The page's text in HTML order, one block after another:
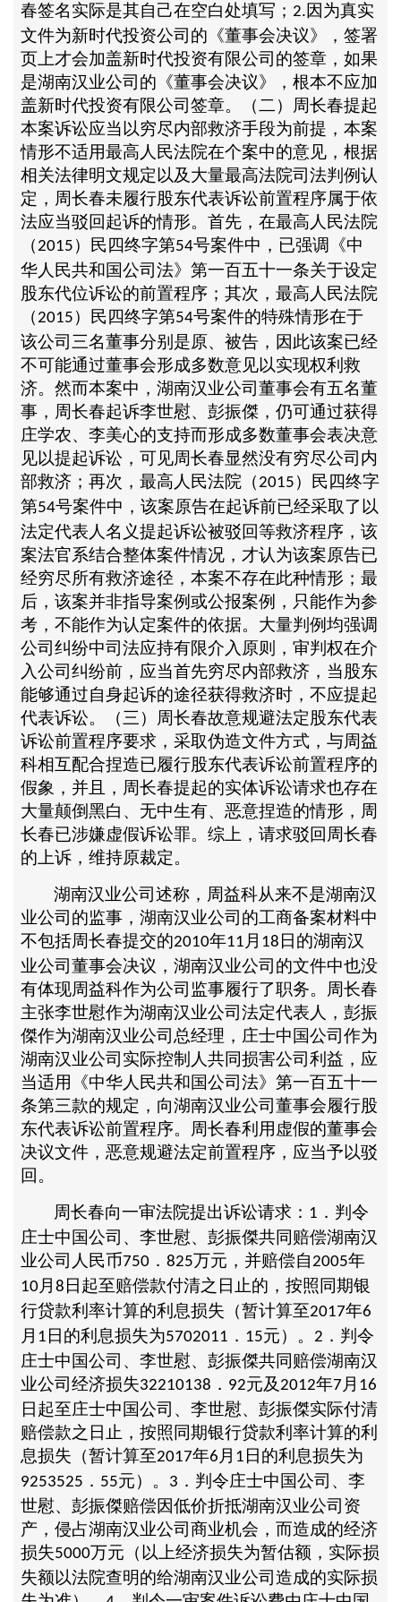
春签名实际是其自己在空白处填写； 2.因为真实
文件为新时代投资公司的《董事会决议》，签署
页上才会加盖新时代投资有限公司的签章，如果
是湖南汉业公司的《董事会决议》，根本不应加
盖新时代投资有限公司签章。（二）周长春提起
本案诉讼应当以穷尽内部救济手段为前提，本案
情形不适用最高人民法院在个案中的意见，根据
相关法律明文规定以及大量最高法院司法判例认
定，周长春未履行股东代表诉讼前置程序属于依
法应当驳回起诉的情形。首先，在最高人民法院
（2015 ）民四终字第54号案件中，已强调《中
华人民共和国公司法》第一百五十一条关于设定
股东代位诉讼的前置程序；其次，最高人民法院
（2015 ）民四终字第54号案件的特殊情形在于
该公司三名董事分别是原、被告，因此该案已经
不可能通过董事会形成多数意见以实现权利救
济。然而本案中，湖南汉业公司董事会有五名董
事，周长春起诉李世慰、彭振傑，仍可通过获得
庄学农、李美心的支持而形成多数董事会表决意
见以提起诉讼，可见周长春显然没有穷尽公司内
部救济；再次，最高人民法院（2015 ）民四终字
第54号案件中，该案原告在起诉前已经采取了以
法定代表人名义提起诉讼被驳回等救济程序，该
案法官系结合整体案件情况，才认为该案原告已
经穷尽所有救济途径，本案不存在此种情形；最
后，该案并非指导案例或公报案例，只能作为参
考，不能作为认定案件的依据。大量判例均强调
公司纠纷中司法应持有限介入原则，审判权在介
入公司纠纷前，应当首先穷尽内部救济，当股东
能够通过自身起诉的途径获得救济时，不应提起
代表诉讼。（三）周长春故意规避法定股东代表
诉讼前置程序要求，采取伪造文件方式，与周益
科相互配合捏造已履行股东代表诉讼前置程序的
假象，并且，周长春提起的实体诉讼请求也存在
大量颠倒黑白、无中生有、恶意捏造的情形，周
长春已涉嫌虚假诉讼罪。综上，请求驳回周长春
的上诉，维持原裁定。
湖南汉业公司述称，周益科从来不是湖南汉
业公司的监事，湖南汉业公司的工商备案材料中
不包括周长春提交的2010年11 月 18 日的湖南汉
业公司董事会决议，湖南汉业公司的文件中也没
有体现周益科作为公司监事履行了职务。周长春
主张李世慰作为湖南汉业公司法定代表人，彭振
傑作为湖南汉业公司总经理，庄士中国公司作为
湖南汉业公司实际控制人共同损害公司利益，应
当适用《中华人民共和国公司法》第一百五十一
条第三款的规定，向湖南汉业公司董事会履行股
东代表诉讼前置程序。周长春利用虚假的董事会
决议文件，恶意规避法定前置程序，应当予以驳
回。
周长春向一审法院提出诉讼请求： 1 ．判令
庄士中国公司、李世慰、彭振傑共同赔偿湖南汉
业公司人民币750 ．825万元，并赔偿自2005年
10 月8 日起至赔偿款付清之日止的，按照同期银
行贷款利率计算的利息损失（暂计算至2017年6
月 1 日的利息损失为5702011 ． 15元）。 2 ．判令
庄士中国公司、李世慰、彭振傑共同赔偿湖南汉
业公司经济损失32210138 ． 92元及2012年7 月 16
日起至庄士中国公司、李世慰、彭振傑实际付清
赔偿款之日止，按照同期银行贷款利率计算的利
息损失（暂计算至2017年6 月 1 日的利息损失为
9253525 ． 55元）。 3 ．判令庄士中国公司、李
世慰、彭振傑赔偿因低价折抵湖南汉业公司资
产，侵占湖南汉业公司商业机会，而造成的经济
损失5000万元（以上经济损失为暂估额，实际损
失额以法院查明的给湖南汉业公司造成的实际损